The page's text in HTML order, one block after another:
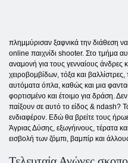
πλημμύρισαν ξαφνικά την διάθεση
online παιχνίδι shooter. Στο τμήμα
αναμονή για τους γενναίους άνδρες
χειροβομβίδων, τόξα και βαλλίστρες,
αυτόματα όπλα, καθώς και μια
φορτισμένο και έτοιμο για δράση.
παίξουν σε αυτό το είδος & ndash?
ενδιαφέρον. Εδώ θα βρείτε τους
Άγριας Δύσης, εξωγήινους, τέρατα
εισβολή των ζόμπι, βαμπίρ και
Τελευταία Αγώνες